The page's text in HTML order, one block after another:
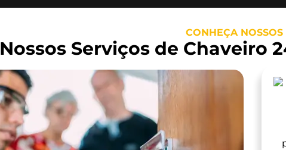
CONHEÇA NOSSOS
Nossos Serviços de Chaveiro